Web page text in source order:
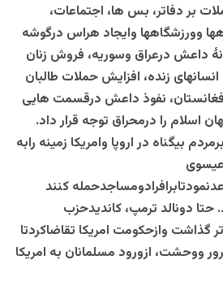
بر دفاتر، بس ها، اجتماعات،
وورزشگاهها وایجاد هراس درگوشه
داعش درعراق وسوریه، فروش زنان
زنده، افزایش حملات طالبان
نفوذ داعش درقسمت هایی
اسلام را درمحراق توجه قرار داد.
بیگناه در اروپا وامریکا زمینه رابه
عیسوی
کنند
حتا دونالد ترمپ، کاندیدحزب
گذاشت وازحکومت امریکا تقاضاکردتا
ووحشت، ازورود مسلمانان به امریکا